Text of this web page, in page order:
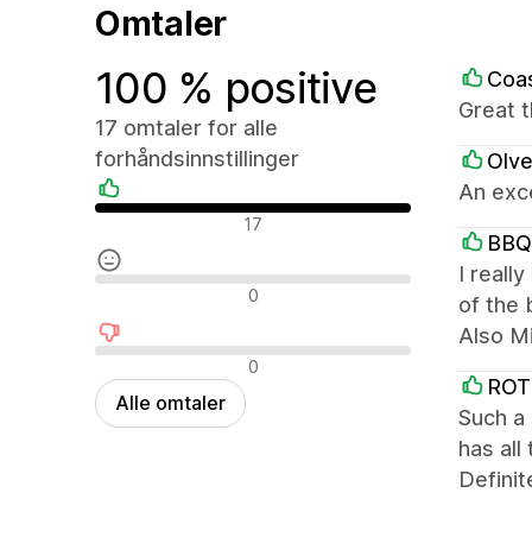
Omtaler
100 % positive
17 omtaler for alle
forhåndsinnstillinger
Positive omtaler 17
Nøytrale omtaler 0
Negative omtaler 0
Alle omtaler
Great
An
I
of the
Also
ROT
Such
has all